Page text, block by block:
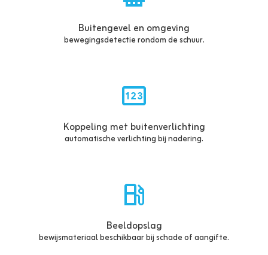
Buitengevel en omgeving
bewegingsdetectie rondom de schuur.
Koppeling met buitenverlichting
automatische verlichting bij nadering.
Beeldopslag
bewijsmateriaal beschikbaar bij schade of aangifte.